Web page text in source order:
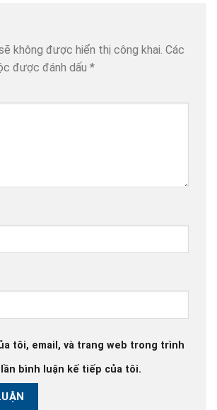
không được hiển thị công khai. Các
được đánh dấu *
tôi, email, và trang web trong trình
bình luận kế tiếp của tôi.